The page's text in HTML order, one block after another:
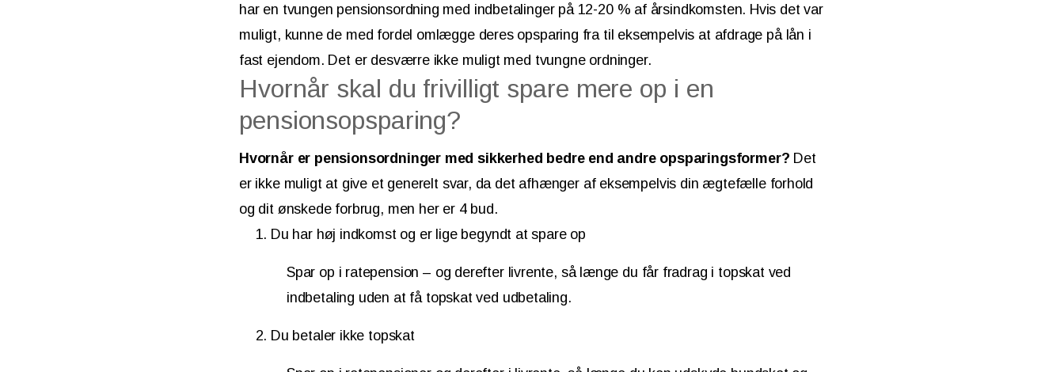
har en tvungen pensionsordning med indbetalinger på 12-20 % af årsindkomsten. Hvis det var
muligt, kunne de med fordel omlægge deres opsparing fra til eksempelvis at afdrage på lån i
fast ejendom. Det er desværre ikke muligt med tvungne ordninger.
Hvornår skal du frivilligt spare mere op i en
pensionsopsparing?
Hvornår er pensionsordninger med sikkerhed bedre end andre opsparingsformer? Det
er ikke muligt at give et generelt svar, da det afhænger af eksempelvis din ægtefælle forhold
og dit ønskede forbrug, men her er 4 bud.
Du har høj indkomst og er lige begyndt at spare op
Spar op i ratepension – og derefter livrente, så længe du får fradrag i topskat ved
indbetaling uden at få topskat ved udbetaling.
Du betaler ikke topskat